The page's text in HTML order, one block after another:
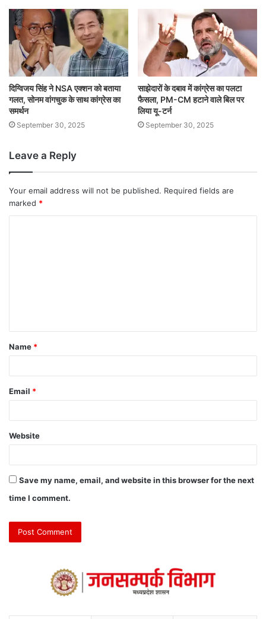
दिग्विजय सिंह ने NSA एक्शन को बताया
गलत, सोनम वांगचुक के साथ कांग्रेस का
समर्थन
September 30, 2025
साझेदारों के दबाव में कांग्रेस का पलटा
फैसला, PM-CM हटाने वाले बिल पर
लिया यू-टर्न
September 30, 2025
Leave a Reply
Your email address will not be published. Required fields are
marked *
Name *
Email *
Website
Save my name, email, and website in this browser for the next
time I comment.